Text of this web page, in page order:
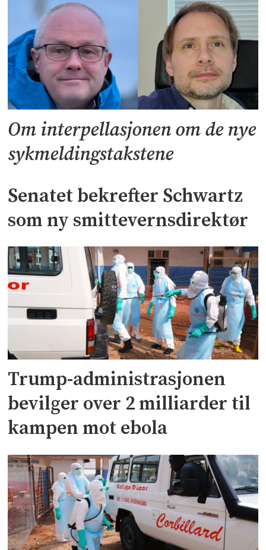
Om interpellasjonen om de nye
sykmeldingstakstene
Senatet bekrefter Schwartz
som ny smittevernsdirektør
Trump-administrasjonen
bevilger over 2 milliarder til
kampen mot ebola